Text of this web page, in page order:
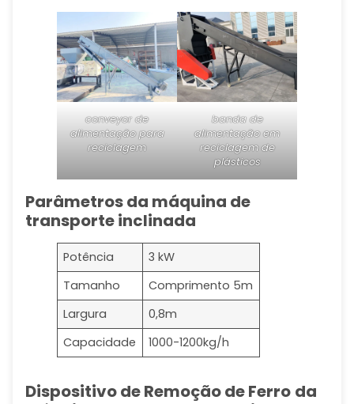
conveyor de
alimentação para
reciclagem
banda de
alimentação em
reciclagem de
plásticos
Parâmetros da máquina de
transporte inclinada
Potência
3 kW
Tamanho
Comprimento 5m
Largura
0,8m
Capacidade
1000-1200kg/h
Dispositivo de Remoção de Ferro da